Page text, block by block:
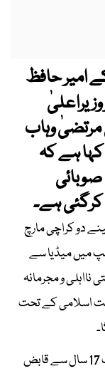
امیر حافظ
مرتضیٰ وہاب
ہے کہ
صوبائی
دو کراچی مارچ
میں میڈیا سے
نااہلی و مجرمانہ
اسلامی کے تحت
ان کا کہنا تھا کہ پیپلزپارٹی کی صوبائی حکومت 17 سال سے قابض